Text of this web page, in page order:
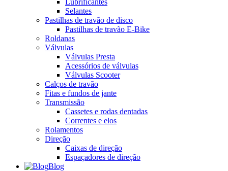
Lubrificantes
Selantes
Pastilhas de travão de disco
Pastilhas de travão E-Bike
Roldanas
Válvulas
Válvulas Presta
Acessórios de válvulas
Válvulas Scooter
Calços de travão
Fitas e fundos de jante
Transmissão
Cassetes e rodas dentadas
Correntes e elos
Rolamentos
Direção
Caixas de direção
Espaçadores de direção
Blog